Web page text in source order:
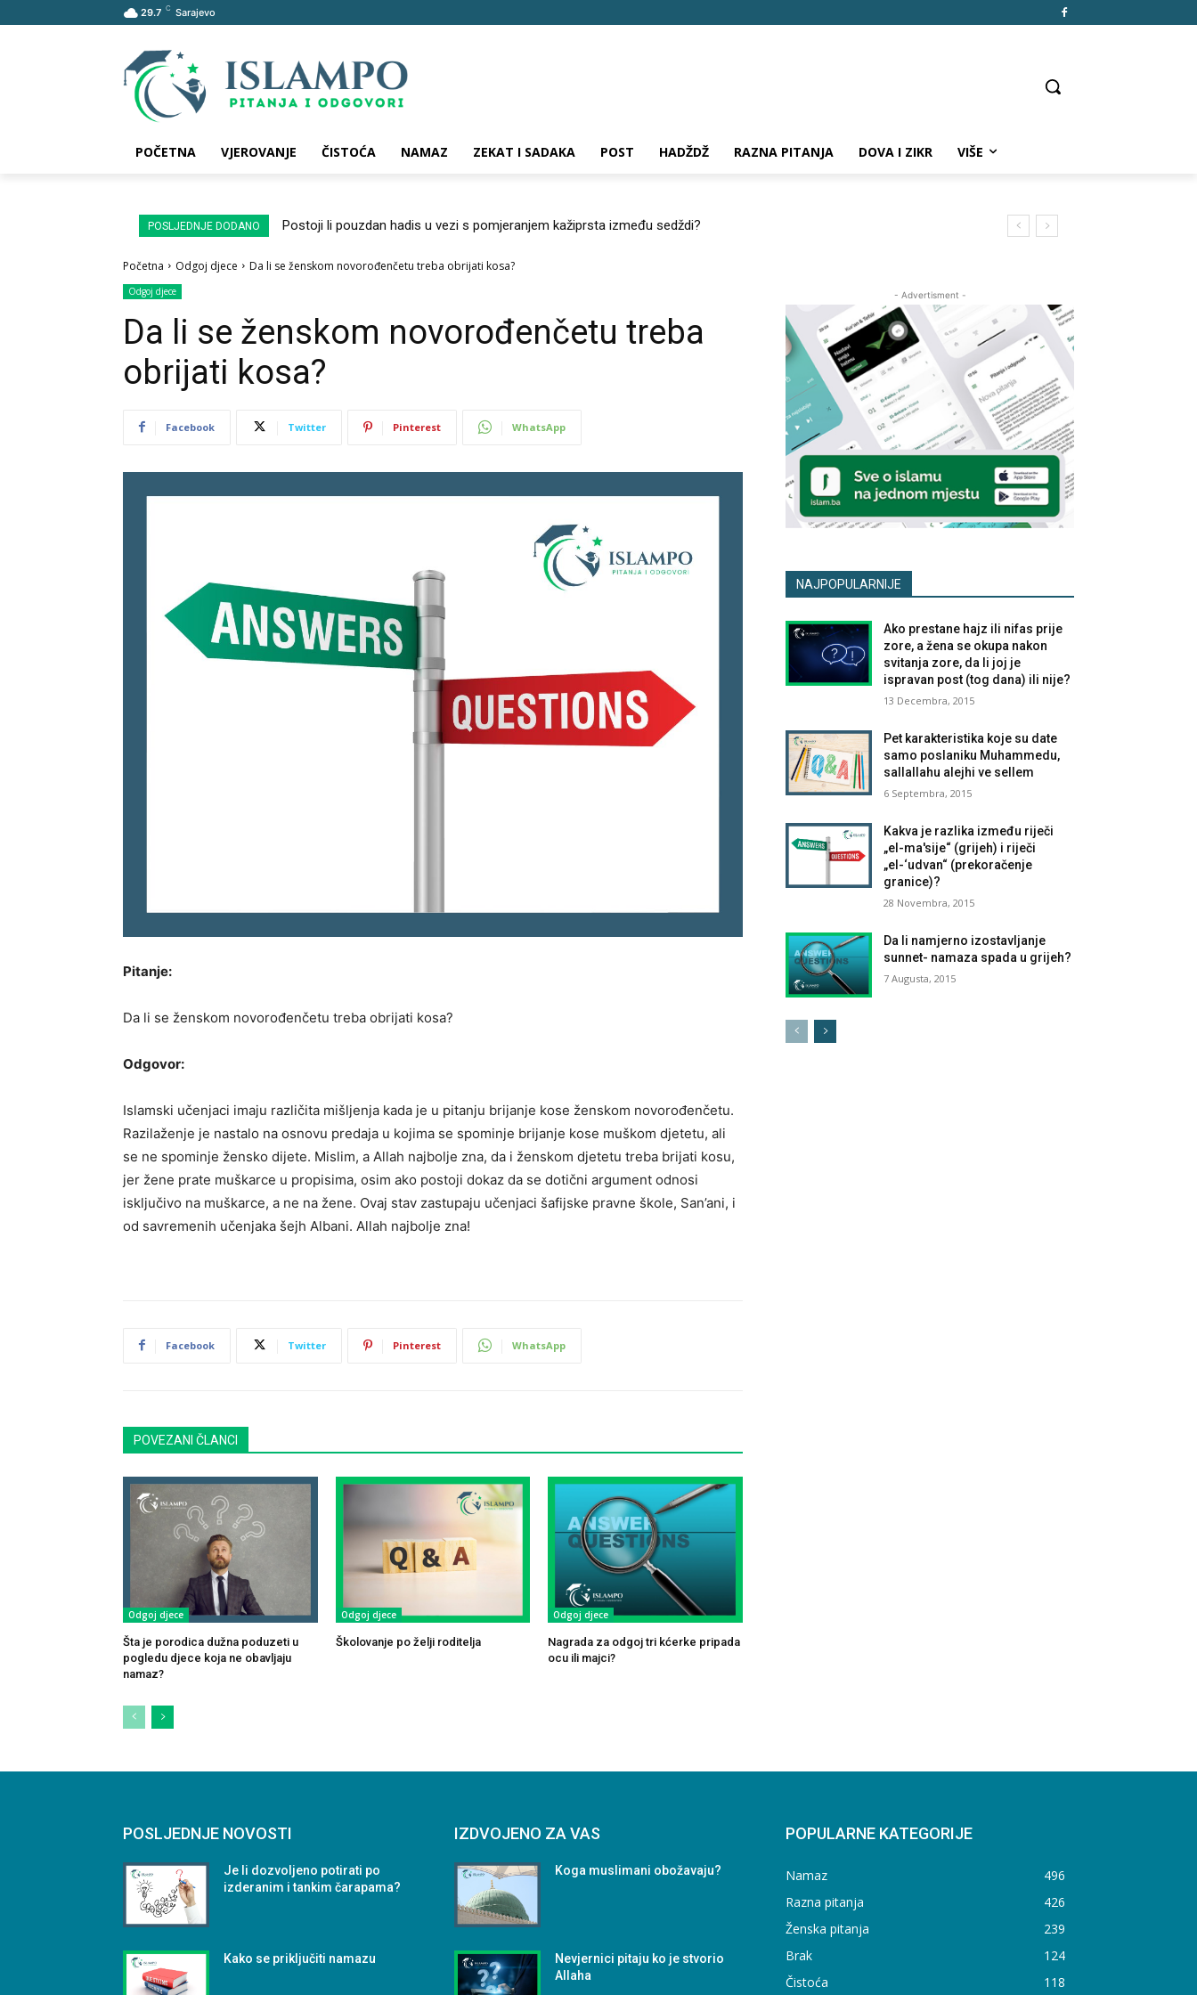
29.7 C Sarajevo
POČETNA VJEROVANJE ČISTOĆA NAMAZ ZEKAT I SADAKA POST HADŽDŽ RAZNA PITANJA DOVA I ZIKR VIŠE
POSLJEDNJE DODANO Postoji li pouzdan hadis u vezi s pomjeranjem kažiprsta između sedždi?
Početna Odgoj djece Da li se ženskom novorođenčetu treba obrijati kosa?
Odgoj djece
Da li se ženskom novorođenčetu treba
obrijati kosa?
Facebook Twitter Pinterest WhatsApp
Pitanje:
Da li se ženskom novorođenčetu treba obrijati kosa?
Odgovor:
Islamski učenjaci imaju različita mišljenja kada je u pitanju brijanje kose ženskom novorođenčetu.
Razilaženje je nastalo na osnovu predaja u kojima se spominje brijanje kose muškom djetetu, ali
se ne spominje žensko dijete. Mislim, a Allah najbolje zna, da i ženskom djetetu treba brijati kosu,
jer žene prate muškarce u propisima, osim ako postoji dokaz da se dotični argument odnosi
isključivo na muškarce, a ne na žene. Ovaj stav zastupaju učenjaci šafijske pravne škole, San’ani, i
od savremenih učenjaka šejh Albani. Allah najbolje zna!
Facebook Twitter Pinterest WhatsApp
POVEZANI ČLANCI
Odgoj djece
Šta je porodica dužna poduzeti u
pogledu djece koja ne obavljaju
namaz?
Odgoj djece
Školovanje po želji roditelja
Odgoj djece
Nagrada za odgoj tri kćerke pripada
ocu ili majci?
- Advertisment -
NAJPOPULARNIJE
Ako prestane hajz ili nifas prije
zore, a žena se okupa nakon
svitanja zore, da li joj je
ispravan post (tog dana) ili nije?
13 Decembra, 2015
Pet karakteristika koje su date
samo poslaniku Muhammedu,
sallallahu alejhi ve sellem
6 Septembra, 2015
Kakva je razlika između riječi
„el-ma'sije“ (grijeh) i riječi
„el-‘udvan“ (prekoračenje
granice)?
28 Novembra, 2015
Da li namjerno izostavljanje
sunnet- namaza spada u grijeh?
7 Augusta, 2015
POSLJEDNJE NOVOSTI
Je li dozvoljeno potirati po
izderanim i tankim čarapama?
Kako se priključiti namazu
IZDVOJENO ZA VAS
Koga muslimani obožavaju?
Nevjernici pitaju ko je stvorio
Allaha
POPULARNE KATEGORIJE
Namaz
496
Razna pitanja
426
Ženska pitanja
239
Brak
124
Čistoća
118